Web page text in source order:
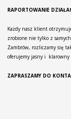
RAPORTOWANIE
Każdy nasz klient
zrobione nie tylko z
Zambrów, rozliczamy się
oferujemy jasny i klarowny
ZAPRASZAMY DO